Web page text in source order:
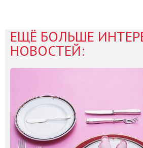
ЕЩЁ БОЛЬШЕ
НОВОСТЕЙ: